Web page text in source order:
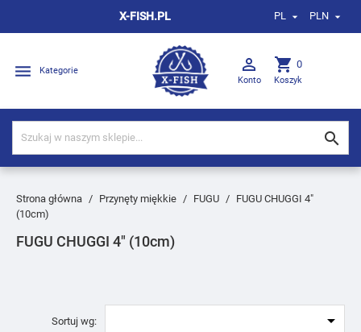
X-FISH.PL PL  PLN 
 Kategorie 
Konto
shopping_cart 0
Koszyk

Strona główna Przynęty miękkie FUGU
FUGU CHUGGI 4″
(10cm)
FUGU CHUGGI 4″ (10cm)
Sortuj wg: 